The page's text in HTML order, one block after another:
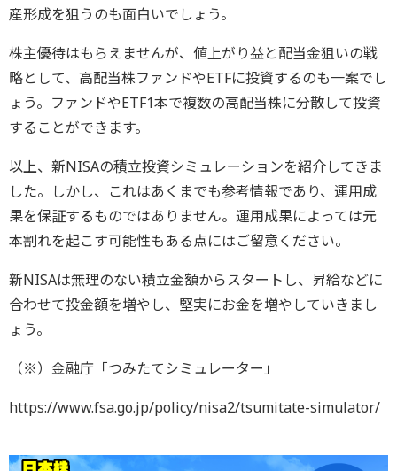
産形成を狙うのも面白いでしょう。
株主優待はもらえませんが、値上がり益と配当金狙いの戦
略として、高配当株ファンドやETFに投資するのも一案でし
ょう。ファンドやETF1本で複数の高配当株に分散して投資
することができます。
以上、新NISAの積立投資シミュレーションを紹介してきま
した。しかし、これはあくまでも参考情報であり、運用成
果を保証するものではありません。運用成果によっては元
本割れを起こす可能性もある点にはご留意ください。
新NISAは無理のない積立金額からスタートし、昇給などに
合わせて投金額を増やし、堅実にお金を増やしていきまし
ょう。
（※）金融庁「つみたてシミュレーター」
https://www.fsa.go.jp/policy/nisa2/tsumitate-simulator/